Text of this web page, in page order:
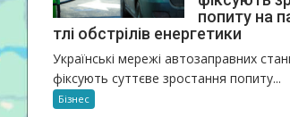
попиту на
тлі обстрілів енергетики
Українські мережі автозаправних
фіксують суттєве зростання попиту...
Бізнес